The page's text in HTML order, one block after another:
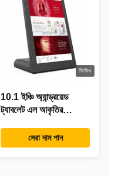
ভিডিও
10.1 ইঞ্চি অ্যান্ড্রয়েড
ট্যাবলেট এল আকৃতির
RK3288 ট্যাবলেট
আইপিএস টাচস্ক্রিন ট্যাবলেট
সেরা দাম পান